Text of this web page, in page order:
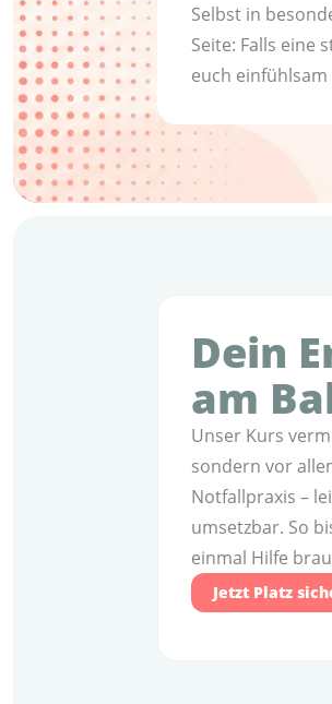
Selbst in
Seite: Falls eine
euch
Dein
am
Unser Kurs
sondern vor
Notfallpraxis –
umsetzbar. So
einmal Hilfe
Jetzt Platz